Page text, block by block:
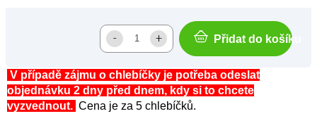
Přidat do košíku
V případě zájmu o chlebíčky je potřeba odeslat
objednávku 2 dny před dnem, kdy si to chcete
vyzvednout. Cena je za 5 chlebíčků.